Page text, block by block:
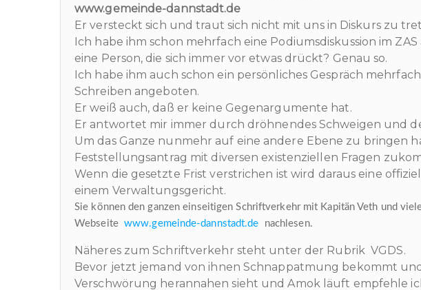
www.gemeinde-dannstadt.de
Er versteckt sich und traut sich nicht mit uns in Diskurs zu
Ich habe ihm schon mehrfach eine Podiumsdiskussion im
eine Person, die sich immer vor etwas drückt? Genau so.
Ich habe ihm auch schon ein persönliches Gespräch
Schreiben angeboten.
Er weiß auch, daß er keine Gegenargumente hat.
Er antwortet mir immer durch dröhnendes Schweigen und
Um das Ganze nunmehr auf eine andere Ebene zu bringen
Feststellungsantrag mit diversen existenziellen Fragen
Wenn die gesetzte Frist verstrichen ist wird daraus eine
einem Verwaltungsgericht.
Sie können den ganzen einseitigen Schriftverkehr mit Kapitän Veth und
Webseite www.gemeinde-dannstadt.de nachlesen.
Näheres zum Schriftverkehr steht unter der Rubrik VGDS.
Bevor jetzt jemand von ihnen Schnappatmung bekommt
Verschwörung herannahen sieht und Amok läuft empfehle